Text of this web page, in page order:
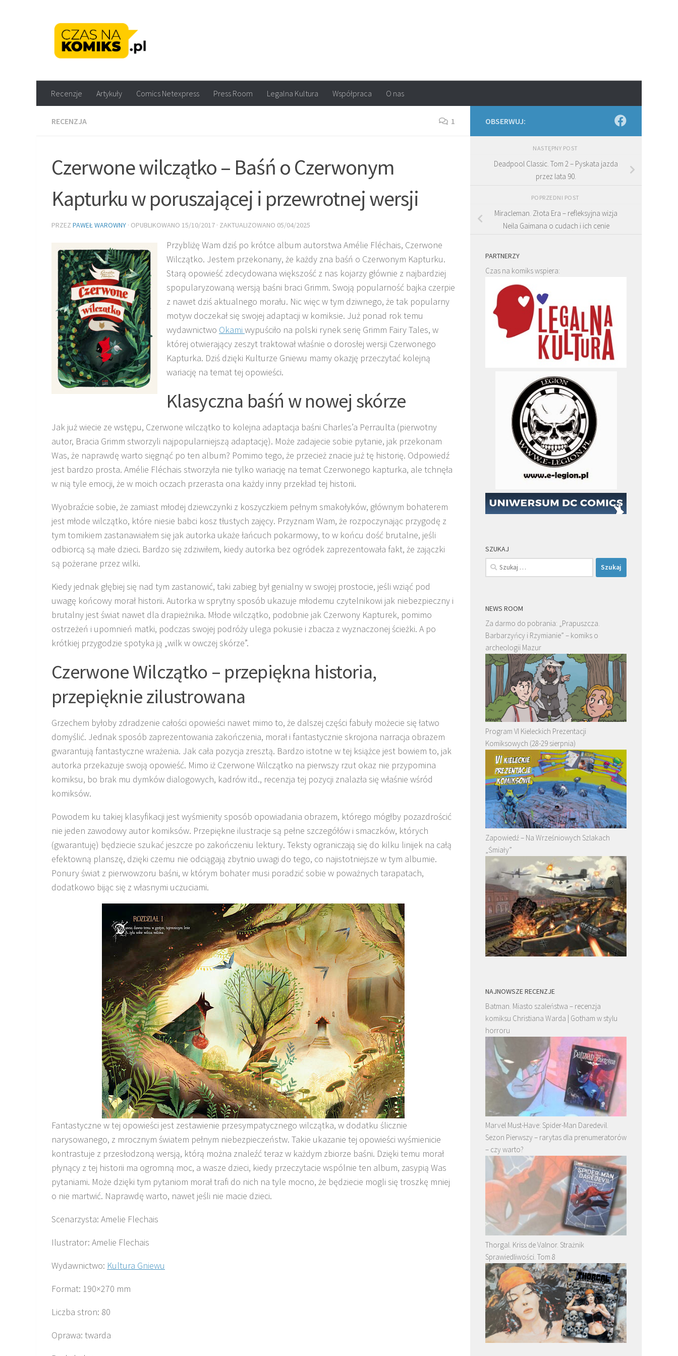
Recenzje Artykuły Comics Netexpress Press Room Legalna Kultura Współpraca O nas
RECENZJA 1
Czerwone wilczątko – Baśń o Czerwonym
Kapturku w poruszającej i przewrotnej wersji
PRZEZ PAWEŁ WAROWNY · OPUBLIKOWANO 15/10/2017 · ZAKTUALIZOWANO 05/04/2025
Przybliżę Wam dziś po krótce album autorstwa Amélie Fléchais, Czerwone
Wilczątko. Jestem przekonany, że każdy zna baśń o Czerwonym Kapturku.
Starą opowieść zdecydowana większość z nas kojarzy głównie z najbardziej
spopularyzowaną wersją baśni braci Grimm. Swoją popularność bajka czerpie
z nawet dziś aktualnego morału. Nic więc w tym dziwnego, że tak popularny
motyw doczekał się swojej adaptacji w komiksie. Już ponad rok temu
wydawnictwo Okami wypuściło na polski rynek serię Grimm Fairy Tales, w
której otwierający zeszyt traktował właśnie o dorosłej wersji Czerwonego
Kapturka. Dziś dzięki Kulturze Gniewu mamy okazję przeczytać kolejną
wariację na temat tej opowieści.
Klasyczna baśń w nowej skórze
Jak już wiecie ze wstępu, Czerwone wilczątko to kolejna adaptacja baśni Charles’a Perraulta (pierwotny
autor, Bracia Grimm stworzyli najpopularniejszą adaptację). Może zadajecie sobie pytanie, jak przekonam
Was, że naprawdę warto sięgnąć po ten album? Pomimo tego, że przecież znacie już tę historię. Odpowiedź
jest bardzo prosta. Amélie Fléchais stworzyła nie tylko wariację na temat Czerwonego kapturka, ale tchnęła
w nią tyle emocji, że w moich oczach przerasta ona każdy inny przekład tej historii.
Wyobraźcie sobie, że zamiast młodej dziewczynki z koszyczkiem pełnym smakołyków, głównym bohaterem
jest młode wilczątko, które niesie babci kosz tłustych zajęcy. Przyznam Wam, że rozpoczynając przygodę z
tym tomikiem zastanawiałem się jak autorka ukaże łańcuch pokarmowy, to w końcu dość brutalne, jeśli
odbiorcą są małe dzieci. Bardzo się zdziwiłem, kiedy autorka bez ogródek zaprezentowała fakt, że zajączki
są pożerane przez wilki.
Kiedy jednak głębiej się nad tym zastanowić, taki zabieg był genialny w swojej prostocie, jeśli wziąć pod
uwagę końcowy morał historii. Autorka w sprytny sposób ukazuje młodemu czytelnikowi jak niebezpieczny i
brutalny jest świat nawet dla drapieżnika. Młode wilczątko, podobnie jak Czerwony Kapturek, pomimo
ostrzeżeń i upomnień matki, podczas swojej podróży ulega pokusie i zbacza z wyznaczonej ścieżki. A po
krótkiej przygodzie spotyka ją „wilk w owczej skórze”.
Czerwone Wilczątko – przepiękna historia,
przepięknie zilustrowana
Grzechem byłoby zdradzenie całości opowieści nawet mimo to, że dalszej części fabuły możecie się łatwo
domyślić. Jednak sposób zaprezentowania zakończenia, morał i fantastycznie skrojona narracja obrazem
gwarantują fantastyczne wrażenia. Jak cała pozycja zresztą. Bardzo istotne w tej książce jest bowiem to, jak
autorka przekazuje swoją opowieść. Mimo iż Czerwone Wilczątko na pierwszy rzut okaz nie przypomina
komiksu, bo brak mu dymków dialogowych, kadrów itd., recenzja tej pozycji znalazła się właśnie wśród
komiksów.
Powodem ku takiej klasyfikacji jest wyśmienity sposób opowiadania obrazem, którego mógłby pozazdrościć
nie jeden zawodowy autor komiksów. Przepiękne ilustracje są pełne szczegółów i smaczków, których
(gwarantuję) będziecie szukać jeszcze po zakończeniu lektury. Teksty ograniczają się do kilku linijek na całą
efektowną planszę, dzięki czemu nie odciągają zbytnio uwagi do tego, co najistotniejsze w tym albumie.
Ponury świat z pierwowzoru baśni, w którym bohater musi poradzić sobie w poważnych tarapatach,
dodatkowo bijąc się z własnymi uczuciami.
Fantastyczne w tej opowieści jest zestawienie przesympatycznego wilczątka, w dodatku ślicznie
narysowanego, z mrocznym światem pełnym niebezpieczeństw. Takie ukazanie tej opowieści wyśmienicie
kontrastuje z przesłodzoną wersją, którą można znaleźć teraz w każdym zbiorze baśni. Dzięki temu morał
płynący z tej historii ma ogromną moc, a wasze dzieci, kiedy przeczytacie wspólnie ten album, zasypią Was
pytaniami. Może dzięki tym pytaniom morał trafi do nich na tyle mocno, że będziecie mogli się troszkę mniej
o nie martwić. Naprawdę warto, nawet jeśli nie macie dzieci.
Scenarzysta: Amelie Flechais
Ilustrator: Amelie Flechais
Wydawnictwo: Kultura Gniewu
Format: 190×270 mm
Liczba stron: 80
Oprawa: twarda
OBSERWUJ:
NASTĘPNY POST
Deadpool Classic. Tom 2 – Pyskata jazda
przez lata 90.
POPRZEDNI POST
Miracleman. Złota Era – refleksyjna wizja
Neila Gaimana o cudach i ich cenie
PARTNERZY
Czas na komiks wspiera:
SZUKAJ
Szukaj:
NEWS ROOM
Za darmo do pobrania: „Prapuszcza.
Barbarzyńcy i Rzymianie” – komiks o
archeologii Mazur
Program VI Kieleckich Prezentacji
Komiksowych (28-29 sierpnia)
Zapowiedź – Na Wrześniowych Szlakach
„Śmiały”
NAJNOWSZE RECENZJE
Batman. Miasto szaleństwa – recenzja
komiksu Christiana Warda | Gotham w stylu
horroru
Marvel Must-Have: Spider-Man Daredevil.
Sezon Pierwszy – rarytas dla prenumeratorów
– czy warto?
Thorgal. Kriss de Valnor. Strażnik
Sprawiedliwości. Tom 8